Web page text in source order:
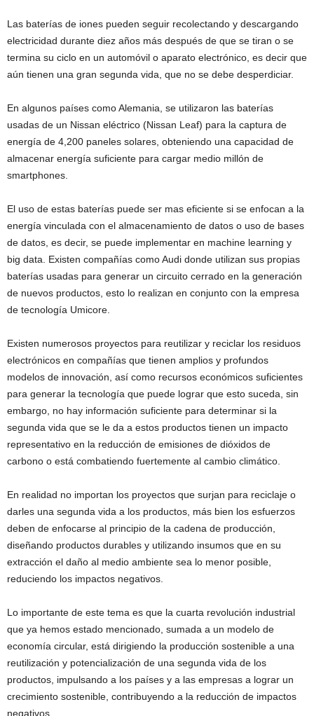
Las baterías de iones pueden seguir recolectando y descargando
electricidad durante diez años más después de que se tiran o se
termina su ciclo en un automóvil o aparato electrónico, es decir que
aún tienen una gran segunda vida, que no se debe desperdiciar.
En algunos países como Alemania, se utilizaron las baterías
usadas de un Nissan eléctrico (Nissan Leaf) para la captura de
energía de 4,200 paneles solares, obteniendo una capacidad de
almacenar energía suficiente para cargar medio millón de
smartphones.
El uso de estas baterías puede ser mas eficiente si se enfocan a la
energía vinculada con el almacenamiento de datos o uso de bases
de datos, es decir, se puede implementar en machine learning y
big data. Existen compañías como Audi donde utilizan sus propias
baterías usadas para generar un circuito cerrado en la generación
de nuevos productos, esto lo realizan en conjunto con la empresa
de tecnología Umicore.
Existen numerosos proyectos para reutilizar y reciclar los residuos
electrónicos en compañías que tienen amplios y profundos
modelos de innovación, así como recursos económicos suficientes
para generar la tecnología que puede lograr que esto suceda, sin
embargo, no hay información suficiente para determinar si la
segunda vida que se le da a estos productos tienen un impacto
representativo en la reducción de emisiones de dióxidos de
carbono o está combatiendo fuertemente al cambio climático.
En realidad no importan los proyectos que surjan para reciclaje o
darles una segunda vida a los productos, más bien los esfuerzos
deben de enfocarse al principio de la cadena de producción,
diseñando productos durables y utilizando insumos que en su
extracción el daño al medio ambiente sea lo menor posible,
reduciendo los impactos negativos.
Lo importante de este tema es que la cuarta revolución industrial
que ya hemos estado mencionado, sumada a un modelo de
economía circular, está dirigiendo la producción sostenible a una
reutilización y potencialización de una segunda vida de los
productos, impulsando a los países y a las empresas a lograr un
crecimiento sostenible, contribuyendo a la reducción de impactos
negativos.